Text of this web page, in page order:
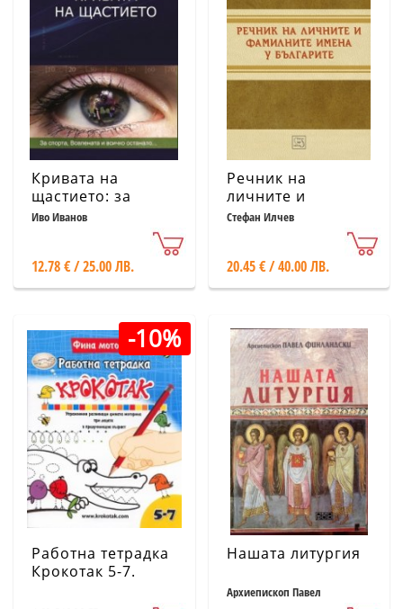
Кривата на
щастието: за
спорта, Вселената
Иво Иванов
12.78 € / 25.00 ЛВ.
Речник на
личните и
фамилните имена
Стефан Илчев
20.45 € / 40.00 ЛВ.
-10%
Работна тетрадка
Крокотак 5-7.
Нашата литургия
Архиепископ Павел